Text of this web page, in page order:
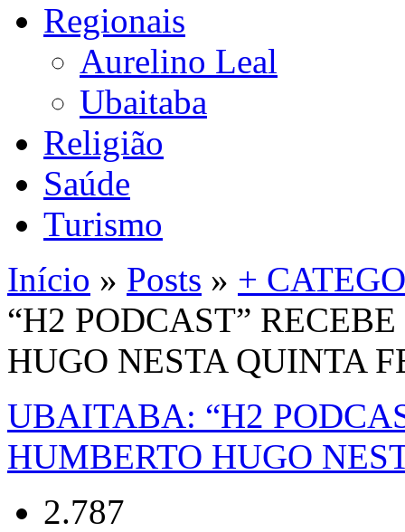
Regionais
Aurelino Leal
Ubaitaba
Religião
Saúde
Turismo
Início » Posts » +
“H2 PODCAST”
HUGO NESTA QUINTA
UBAITABA: “H2
HUMBERTO HUGO
2.787